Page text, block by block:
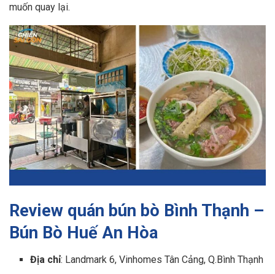
muốn quay lại.
Review quán bún bò Bình Thạnh –
Bún Bò Huế An Hòa
Địa chỉ: Landmark 6, Vinhomes Tân Cảng, Q.Bình Thạnh